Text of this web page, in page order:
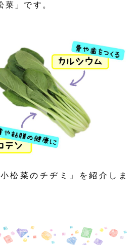
菜」です。
松菜のチヂミ」を紹介しま